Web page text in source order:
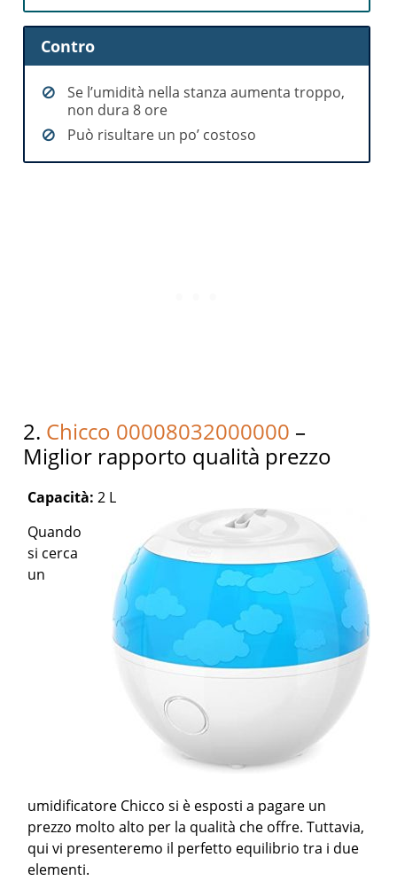
Contro
Se l’umidità nella stanza aumenta troppo,
non dura 8 ore
Può risultare un po’ costoso
2. Chicco 00008032000000 –
Miglior rapporto qualità prezzo
Capacità: 2 L
Quando
si cerca
un
umidificatore Chicco si è esposti a pagare un
prezzo molto alto per la qualità che offre. Tuttavia,
qui vi presenteremo il perfetto equilibrio tra i due
elementi.